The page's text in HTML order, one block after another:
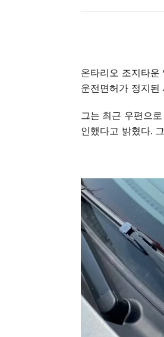
온타리오 조지타운
운전면허가 정지된
그는 최근 우편으
인했다고 밝혔다.